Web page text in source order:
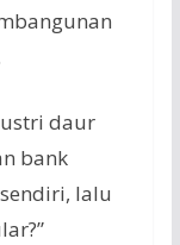
daur
bank
lalu